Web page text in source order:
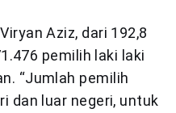
Aziz, dari 192,8
pemilih laki laki
“Jumlah pemilih
dan luar negeri, untuk